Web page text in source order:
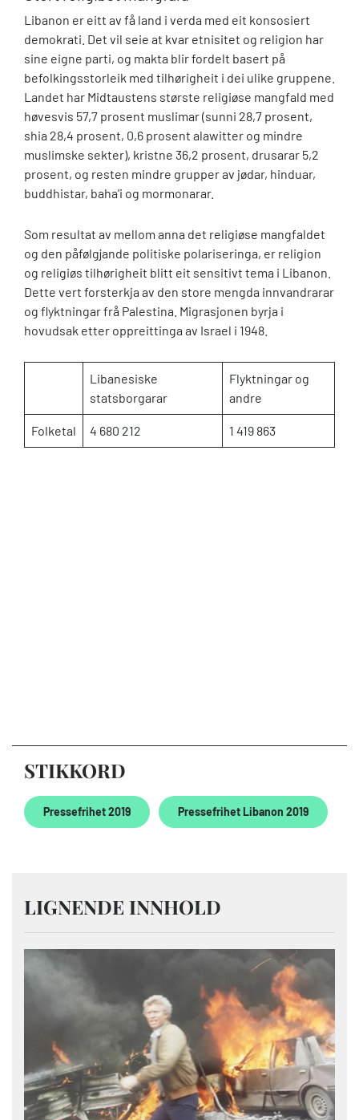
Libanon er eitt av få land i verda med eit konsosiert
demokrati. Det vil seie at kvar etnisitet og religion har
sine eigne parti, og makta blir fordelt basert på
befolkingsstorleik med tilhørigheit i dei ulike gruppene.
Landet har Midtaustens største religiøse mangfald med
høvesvis 57,7 prosent muslimar (sunni 28,7 prosent,
shia 28,4 prosent, 0,6 prosent alawitter og mindre
muslimske sekter), kristne 36,2 prosent, drusarar 5,2
prosent, og resten mindre grupper av jødar, hinduar,
buddhistar, baha'i og mormonarar.
Som resultat av mellom anna det religiøse mangfaldet
og den påfølgjande politiske polariseringa, er religion
og religiøs tilhørigheit blitt eit sensitivt tema i Libanon.
Dette vert forsterkja av den store mengda innvandrarar
og flyktningar frå Palestina. Migrasjonen byrja i
hovudsak etter oppreittinga av Israel i 1948.
Libanesiske
statsborgarar
Flyktningar og
andre
Folketal 4 680 212 1 419 863
STIKKORD
Pressefrihet 2019 Pressefrihet Libanon 2019
LIGNENDE INNHOLD